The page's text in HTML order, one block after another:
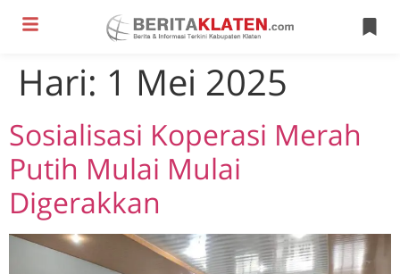
Hari: 1 Mei 2025
Sosialisasi Koperasi Merah
Putih Mulai Mulai
Digerakkan